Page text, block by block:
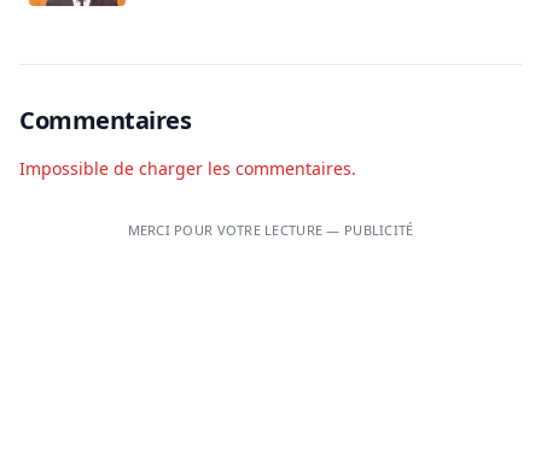
Commentaires
Impossible de charger les commentaires.
MERCI POUR VOTRE LECTURE — PUBLICITÉ